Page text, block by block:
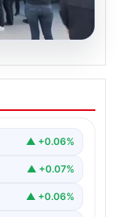
12
▲ +0.06%
▲ +0.07%
▲ +0.06%